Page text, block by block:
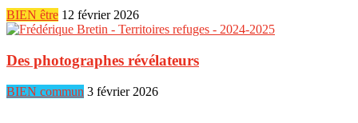
BIEN être 12 février 2026
Des photographes révélateurs
BIEN commun 3 février 2026